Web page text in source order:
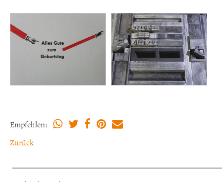
Empfehlen:
Zurück